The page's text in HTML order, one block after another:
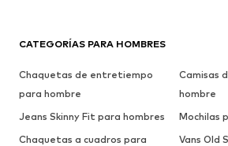
CATEGORÍAS PARA HOMBRES
Chaquetas de entretiempo
para hombre
Camisas
hombre
Jeans Skinny Fit para hombres
Mochilas
Chaquetas a cuadros para
Vans Old